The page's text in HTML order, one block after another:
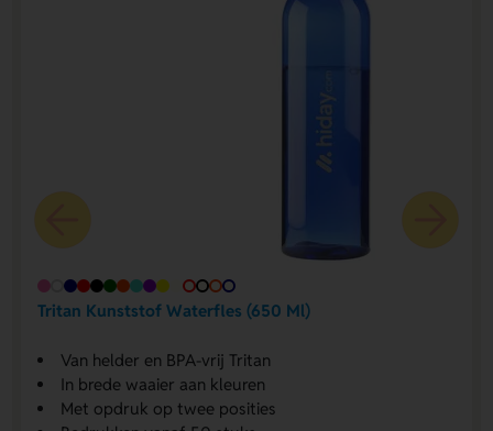
Tritan Kunststof Waterfles (650 Ml)
Van helder en BPA-vrij Tritan
In brede waaier aan kleuren
Met opdruk op twee posities